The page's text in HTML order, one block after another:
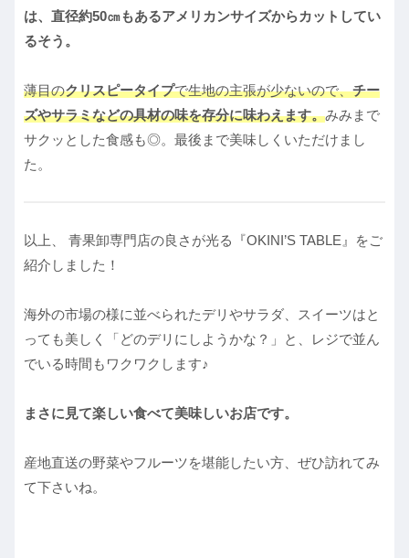
は、直径約50㎝もあるアメリカンサイズからカットしてい
るそう。
薄目のクリスピータイプで生地の主張が少ないので、チー
ズやサラミなどの具材の味を存分に味わえます。みみまで
サクッとした食感も◎。最後まで美味しくいただけまし
た。
以上、 青果卸専門店の良さが光る『OKINI’S TABLE』をご
紹介しました！
海外の市場の様に並べられたデリやサラダ、スイーツはと
っても美しく「どのデリにしようかな？」と、レジで並ん
でいる時間もワクワクします♪
まさに見て楽しい食べて美味しいお店です。
産地直送の野菜やフルーツを堪能したい方、ぜひ訪れてみ
て下さいね。